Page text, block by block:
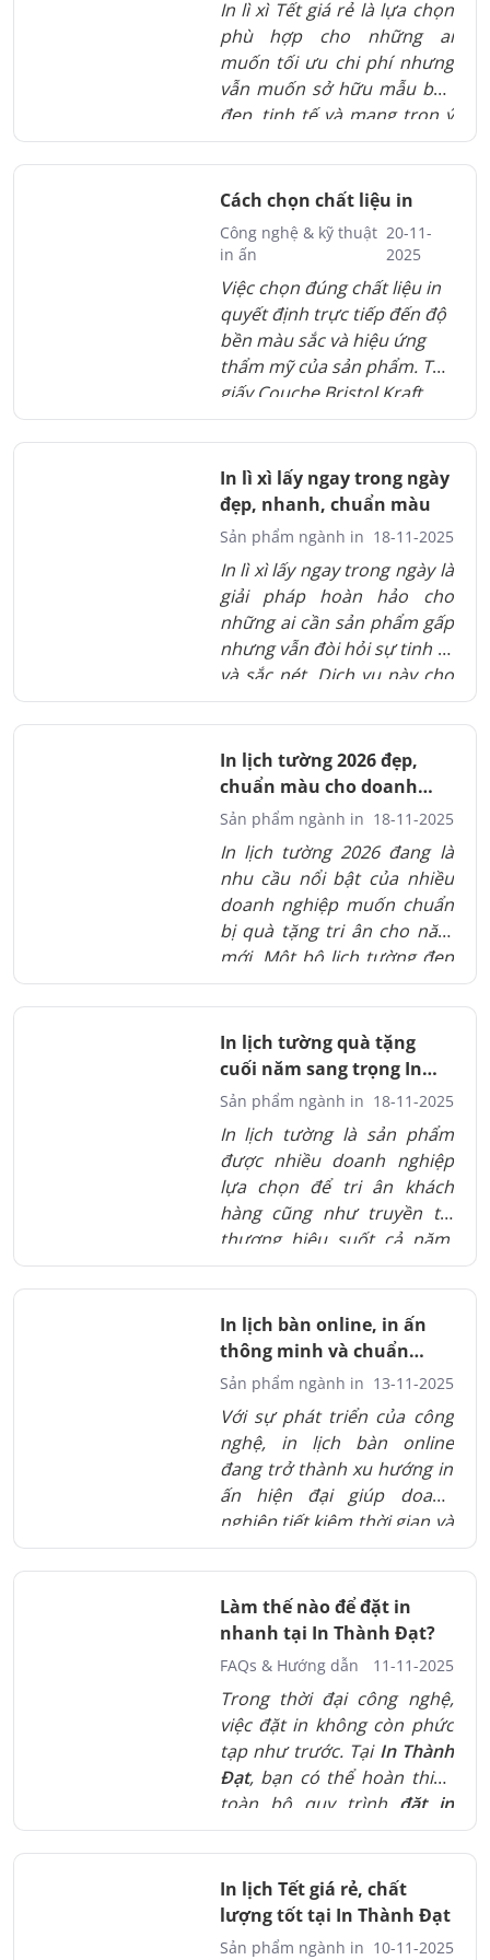
hiệu.
In lì xì Tết giá rẻ là lựa chọn
phù hợp cho những ai
muốn tối ưu chi phí nhưng
vẫn muốn sở hữu mẫu bao
đẹp, tinh tế và mang trọn ý
nghĩa Tết Việt. Nhờ công
nghệ in tiên tiến và quy
trình tối ưu, những mẫu
bao giá rẻ ngày nay vẫn giữ
được độ sắc nét và cảm giác
Đây là giải pháp lý tưởng
cho doanh nghiệp cần số
lượng lớn hoặc cá nhân
thích các mẫu lì xì độc đáo
mà không tốn nhiều chi phí.
xuân đến.
Cách chọn chất liệu in
Công nghệ & kỹ thuật
in ấn
20-11-
2025
Việc chọn đúng chất liệu in
quyết định trực tiếp đến độ
bền màu sắc và hiệu ứng
thẩm mỹ của sản phẩm. Từ
giấy Couche Bristol Kraft
đến giấy mỹ thuật và các kỹ
thuật in đặc biệt mỗi lựa
chọn đều mang lại trải
nghiệm khác nhau. Hiểu rõ
nhu cầu ngân sách và mục
tiêu sử dụng giúp bạn chọn
chất liệu tối ưu ngay từ đầu.
In lì xì lấy ngay trong ngày
đẹp, nhanh, chuẩn màu
Sản phẩm ngành in 18-11-2025
In lì xì lấy ngay trong ngày là
giải pháp hoàn hảo cho
những ai cần sản phẩm gấp
nhưng vẫn đòi hỏi sự tinh tế
và sắc nét. Dịch vụ này cho
phép bạn sở hữu bộ lì xì đẹp
chỉ trong vài giờ nhờ công
nghệ in hiện đại. Màu sắc,
chất liệu và thiết kế đều
được tối ưu để đảm bảo
tính thẩm mỹ cao. Đây là lựa
chọn linh hoạt cho cá nhân
và doanh nghiệp trong mùa
Tết bận rộn.
In lịch tường 2026 đẹp,
chuẩn màu cho doanh
nghiệp
Sản phẩm ngành in 18-11-2025
In lịch tường 2026 đang là
nhu cầu nổi bật của nhiều
doanh nghiệp muốn chuẩn
bị quà tặng tri ân cho năm
mới. Một bộ lịch tường đẹp
giúp thương hiệu hiện diện
suốt 12 tháng và tạo ấn
tượng tốt trong mắt khách
hàng. Chọn đúng chất liệu,
bố cục và phong cách thiết
kế sẽ giúp sản phẩm trở nên
chuyên nghiệp hơn. Đây là
giải pháp vừa ý nghĩa vừa
mang giá trị truyền thông
dài hạn.
In lịch tường quà tặng
cuối năm sang trọng In
Thành Đạt
Sản phẩm ngành in 18-11-2025
In lịch tường là sản phẩm
được nhiều doanh nghiệp
lựa chọn để tri ân khách
hàng cũng như truyền tải
thương hiệu suốt cả năm.
Một bộ lịch tường đẹp cần
sự kết hợp giữa chất liệu,
thiết kế và kỹ thuật in hiện
đại để tạo nên ấn tượng bền
vững. Đây là lựa chọn hữu
ích và mang nhiều giá trị
truyền thông lâu dài.
In lịch bàn online, in ấn
thông minh và chuẩn
thương hiệu
Sản phẩm ngành in 13-11-2025
Với sự phát triển của công
nghệ, in lịch bàn online
đang trở thành xu hướng in
ấn hiện đại giúp doanh
nghiệp tiết kiệm thời gian và
chi phí. Chỉ với vài thao tác
trực tuyến, bạn có thể chọn
mẫu, gửi file, duyệt bản in
và nhận hàng tận nơi mà
vẫn đảm bảo chất lượng
chuẩn màu, chuẩn thương
hiệu. In Thành Đạt mang
đến giải pháp in online
chuyên nghiệp – nhanh
chóng, tiện lợi và đáng tin
cậy cho mùa Tết 2026.
Làm thế nào để đặt in
nhanh tại In Thành Đạt?
FAQs & Hướng dẫn 11-11-2025
Trong thời đại công nghệ,
việc đặt in không còn phức
tạp như trước. Tại In Thành
Đạt, bạn có thể hoàn thiện
toàn bộ quy trình đặt in
online nhanh chóng – tiện
lợi – minh bạch, chỉ với vài
thao tác ngay trên website
www.inthanhdat.com
.
Dưới đây là hướng dẫn khái
In lịch Tết giá rẻ, chất
lượng tốt tại In Thành Đạt
Sản phẩm ngành in 10-11-2025